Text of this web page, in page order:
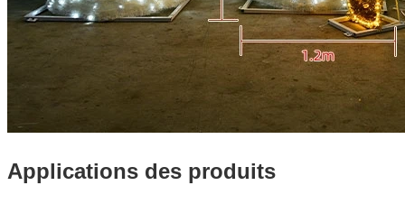
Applications des produits